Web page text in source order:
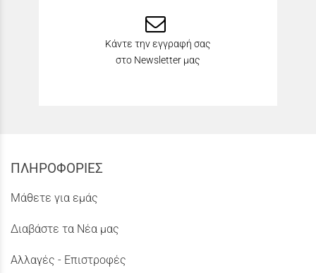
Κάντε την εγγραφή σας
στο Newsletter μας
ΠΛΗΡΟΦΟΡΙΕΣ
Μάθετε για εμάς
Διαβάστε τα Νέα μας
Αλλαγές - Επιστροφές